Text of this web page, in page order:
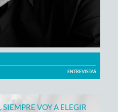
ENTREVISTAS
VOY A ELEGIR